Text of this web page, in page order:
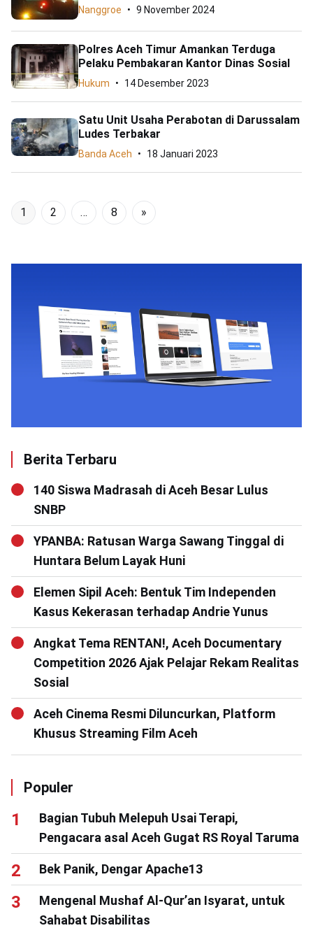
Nanggroe 9 November 2024
Polres Aceh Timur Amankan Terduga
Pelaku Pembakaran Kantor Dinas Sosial
Hukum 14 Desember 2023
Satu Unit Usaha Perabotan di Darussalam
Ludes Terbakar
Banda Aceh 18 Januari 2023
1 2 … 8 »
Berita Terbaru
140 Siswa Madrasah di Aceh Besar Lulus
SNBP
YPANBA: Ratusan Warga Sawang Tinggal di
Huntara Belum Layak Huni
Elemen Sipil Aceh: Bentuk Tim Independen
Kasus Kekerasan terhadap Andrie Yunus
Angkat Tema RENTAN!, Aceh Documentary
Competition 2026 Ajak Pelajar Rekam Realitas
Sosial
Aceh Cinema Resmi Diluncurkan, Platform
Khusus Streaming Film Aceh
Populer
Bagian Tubuh Melepuh Usai Terapi,
Pengacara asal Aceh Gugat RS Royal Taruma
Bek Panik, Dengar Apache13
Mengenal Mushaf Al-Qur’an Isyarat, untuk
Sahabat Disabilitas